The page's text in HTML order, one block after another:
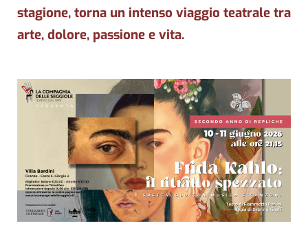
stagione, torna un intenso viaggio teatrale tra
arte, dolore, passione e vita.